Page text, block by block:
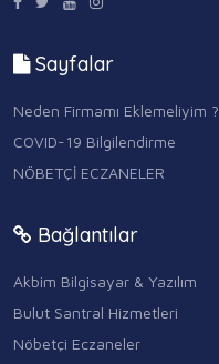
Sayfalar
Neden Firmamı Eklemeliyim ?
COVID-19 Bilgilendirme
NÖBETÇİ ECZANELER
Bağlantılar
Akbim Bilgisayar & Yazılım
Bulut Santral Hizmetleri
Nöbetçi Eczaneler